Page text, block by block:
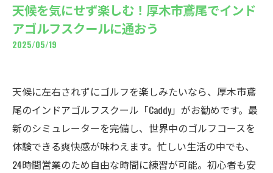
天候を気にせず楽しむ！厚木市鳶尾でインド
アゴルフスクールに通おう
2025/05/19
天候に左右されずにゴルフを楽しみたいなら、厚木市鳶
尾のインドアゴルフスクール「Caddy」がお勧めです。最
新のシミュレーターを完備し、世界中のゴルフコースを
体験できる爽快感が味わえます。忙しい生活の中でも、
24時間営業のため自由な時間に練習が可能。初心者も安